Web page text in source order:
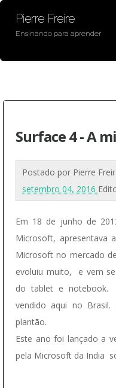
Pierre Freire
Ensinando para aprender
Surface 4 - A
Postado por Pierre
setembro 04, 2016
Em 18 de junho de
Microsoft, apresentava
Microsoft no mercado
evoluiu muito, e vem
do tablet e
vendido aqui no
plantão.
Este ano foi lançado a
pela Microsoft da India